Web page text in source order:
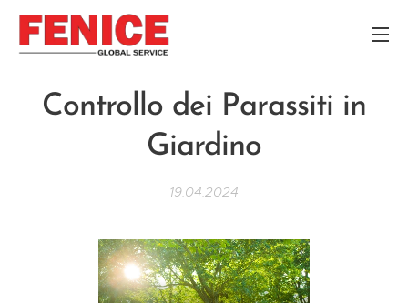
Controllo dei Parassiti in
Giardino
19.04.2024